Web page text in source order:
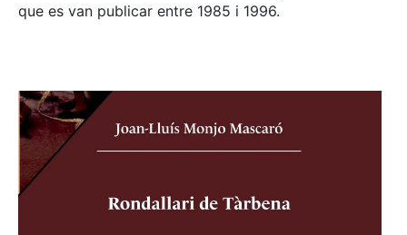
que es van publicar entre 1985 i 1996.